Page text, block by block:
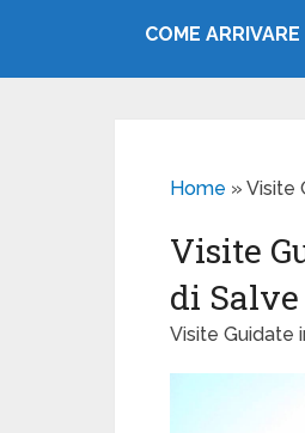
COME ARRIVARE
Home » Visite
Visite
di Salve
Visite Guidate